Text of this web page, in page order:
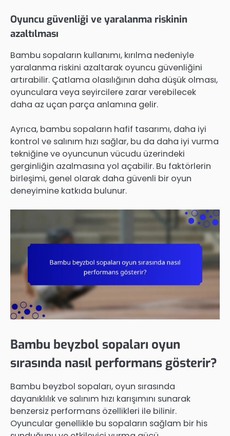
Oyuncu güvenliği ve yaralanma riskinin
azaltılması
Bambu sopaların kullanımı, kırılma nedeniyle
yaralanma riskini azaltarak oyuncu güvenliğini
artırabilir. Çatlama olasılığının daha düşük olması,
oyunculara veya seyircilere zarar verebilecek
daha az uçan parça anlamına gelir.
Ayrıca, bambu sopaların hafif tasarımı, daha iyi
kontrol ve salınım hızı sağlar, bu da daha iyi vurma
tekniğine ve oyuncunun vücudu üzerindeki
gerginliğin azalmasına yol açabilir. Bu faktörlerin
birleşimi, genel olarak daha güvenli bir oyun
deneyimine katkıda bulunur.
Bambu beyzbol sopaları oyun
sırasında nasıl performans gösterir?
Bambu beyzbol sopaları, oyun sırasında
dayanıklılık ve salınım hızı karışımını sunarak
benzersiz performans özellikleri ile bilinir.
Oyuncular genellikle bu sopaların sağlam bir his